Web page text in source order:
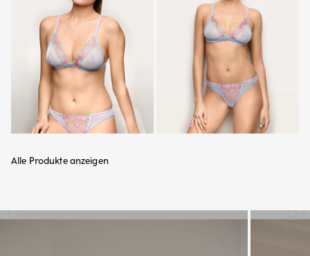
Alle Produkte anzeigen